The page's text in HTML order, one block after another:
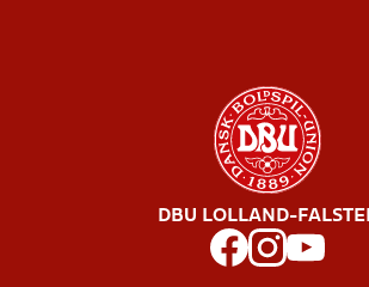
DBU LOLLAND-